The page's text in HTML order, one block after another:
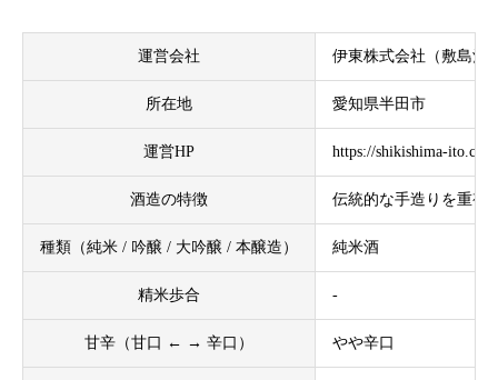
運営会社 伊東株式会社（敷島酒
所在地 愛知県半田市
運営HP https://shikishima-
酒造の特徴 伝統的な手造りを重視
種類（純米 / 吟醸 / 大吟醸 / 本醸造） 純米酒
精米歩合 -
甘辛（甘口 ← → 辛口） やや辛口